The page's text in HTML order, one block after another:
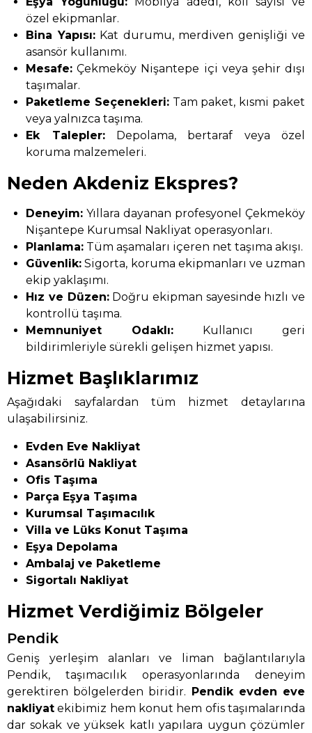
özel ekipmanlar.
Bina Yapısı:Kat durumu, merdiven genişliği ve
asansör kullanımı.
Mesafe: Çekmeköy Nişantepe içi veya şehir dışı
taşımalar.
Paketleme Seçenekleri:Tam paket, kısmi paket
veya yalnızca taşıma.
Ek Talepler:Depolama, bertaraf veya özel
koruma malzemeleri.
Neden Akdeniz Ekspres?
Deneyim: Yıllara dayanan profesyonel Çekmeköy
Nişantepe Kurumsal Nakliyat operasyonları.
Planlama: Tüm aşamaları içeren net taşıma akışı.
Güvenlik: Sigorta, koruma ekipmanları ve uzman
ekip yaklaşımı.
Hız ve Düzen:Doğru ekipman sayesinde hızlı ve
kontrollü taşıma.
Memnuniyet Odaklı: Kullanıcı geri
bildirimleriyle sürekli gelişen hizmet yapısı.
Hizmet Başlıklarımız
Aşağıdaki sayfalardan tüm hizmet detaylarına
ulaşabilirsiniz.
Evden Eve Nakliyat
Asansörlü Nakliyat
Ofis Taşıma
Parça Eşya Taşıma
Kurumsal Taşımacılık
Villa ve Lüks Konut Taşıma
Eşya Depolama
Ambalaj ve Paketleme
Sigortalı Nakliyat
Hizmet Verdiğimiz Bölgeler
Pendik
Geniş yerleşim alanları ve liman bağlantılarıyla
Pendik, taşımacılık operasyonlarında deneyim
gerektiren bölgelerden biridir.
Pendik evden eve
nakliyat ekibimiz hem konut hem ofis taşımalarında
dar sokak ve yüksek katlı yapılara uygun çözümler